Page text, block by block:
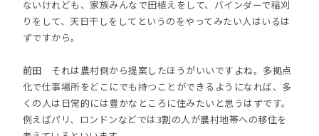
ないけれども、家族みんなで田植えをして、バインダーで稲刈
りをして、天日干しをしてというのをやってみたい人はいるは
ずですから。
前田 それは農村側から提案したほうがいいですよね。多拠点
化で仕事場所をどこにでも持つことができるようになれば、多
くの人は日常的には豊かなところに住みたいと思うはずです。
例えばパリ、ロンドンなどでは3割の人が農村地帯への移住を